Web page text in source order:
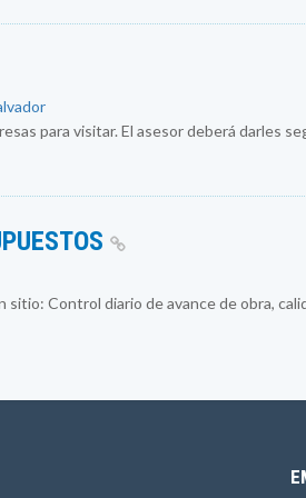
para visitar. El asesor deberá darles
Control diario de avance de obra,